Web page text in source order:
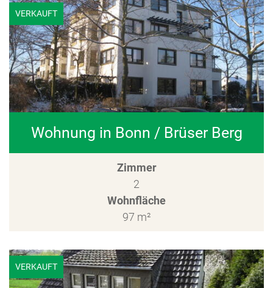
VERKAUFT
Wohnung in Bonn / Brüser Berg
Zimmer
2
Wohnfläche
97 m²
VERKAUFT